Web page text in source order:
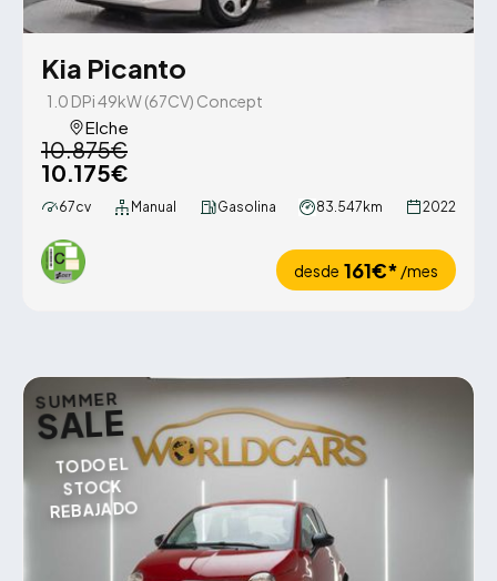
Kia Picanto
1.0 DPi 49kW (67CV) Concept
Elche
10.875€
10.175€
67cv Manual Gasolina 83.547km 2022
desde 161€* /mes
SUMMER
SALE
TODO EL
STOCK
REBAJADO